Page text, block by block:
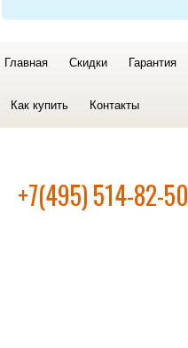
Главная Скидки Гарантия
Как купить Контакты
+7(495) 514-82-50